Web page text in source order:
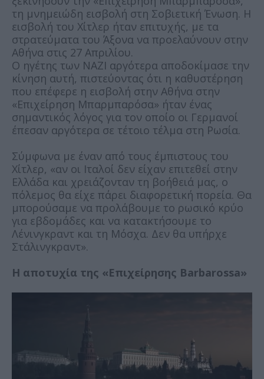
τη μνημειώδη εισβολή στη Σοβιετική Ένωση. Η
εισβολή του Χίτλερ ήταν επιτυχής, με τα
στρατεύματα του Άξονα να προελαύνουν στην
Αθήνα στις 27 Απριλίου.
Ο ηγέτης των ΝΑΖΙ αργότερα αποδοκίμασε την
κίνηση αυτή, πιστεύοντας ότι η καθυστέρηση
που επέφερε η εισβολή στην Αθήνα στην
«Επιχείρηση Μπαρμπαρόσα» ήταν ένας
σημαντικός λόγος για τον οποίο οι Γερμανοί
έπεσαν αργότερα σε τέτοιο τέλμα στη Ρωσία.
Σύμφωνα με έναν από τους έμπιστους του
Χίτλερ, «αν οι Ιταλοί δεν είχαν επιτεθεί στην
Ελλάδα και χρειάζονταν τη βοήθειά μας, ο
πόλεμος θα είχε πάρει διαφορετική πορεία. Θα
μπορούσαμε να προλάβουμε το ρωσικό κρύο
για εβδομάδες και να κατακτήσουμε το
Λένινγκραντ και τη Μόσχα. Δεν θα υπήρχε
Στάλινγκραντ».
Η αποτυχία της «Επιχείρησης Barbarossa»